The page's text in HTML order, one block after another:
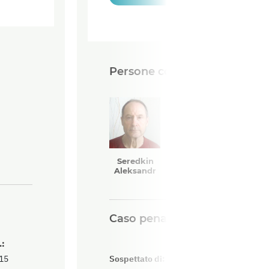
Persone coinvolte
Seredkin
Aleksandr
Caso penale
Sospettato di: